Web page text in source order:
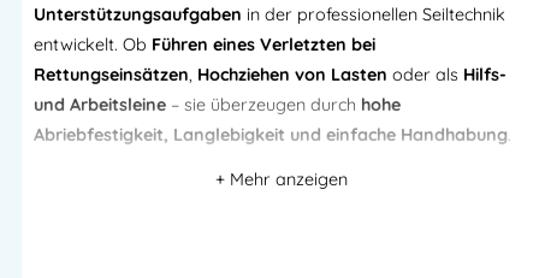
Unterstützungsaufgaben in der professionellen Seiltechnik
entwickelt. Ob Führen eines Verletzten bei
Rettungseinsätzen Hochziehen von Lasten oder als Hilfs-
und Arbeitsleine – sie überzeugen durch hohe
Abriebfestigkeit, Langlebigkeit und einfache Handhabung
robuste Polyamid-Aufbausorgt für eine zuverlässige